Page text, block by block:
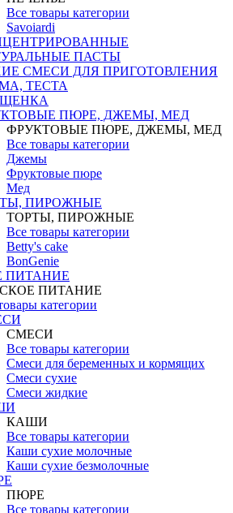
Все товары категории
Savoiardi
ПАСТЫ
СМЕСИ ДЛЯ ПРИГОТОВЛЕНИЯ
ТЕСТА
ПЮРЕ, ДЖЕМЫ, МЕД
ФРУКТОВЫЕ ПЮРЕ, ДЖЕМЫ, МЕД
Все товары категории
Джемы
Фруктовые пюре
Мед
ПИРОЖНЫЕ
ТОРТЫ, ПИРОЖНЫЕ
Все товары категории
Betty's cake
BonGenie
ПИТАНИЕ
ПИТАНИЕ
категории
СМЕСИ
Все товары категории
Смеси для беременных и кормящих
Смеси сухие
Смеси жидкие
КАШИ
Все товары категории
Каши сухие молочные
Каши сухие безмолочные
ПЮРЕ
Все товары категории